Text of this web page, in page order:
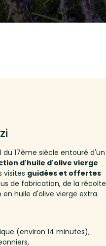
17ème siècle entouré d'un
d'huile d'olive vierge
visites guidées et offertes
de fabrication, de la récolte
huile d'olive vierge extra.
(environ 14 minutes),